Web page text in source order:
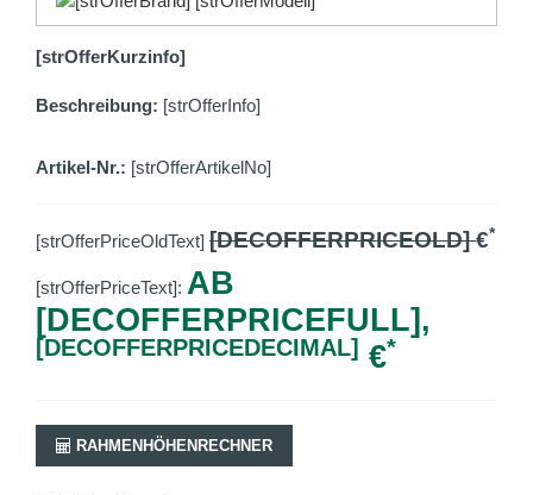
[strOfferKurzinfo]
Beschreibung: [strOfferInfo]
Artikel-Nr.: [strOfferArtikelNo]
[strOfferPriceOldText] [DECOFFERPRICEOLD]€*
[strOfferPriceText]: AB
[DECOFFERPRICEFULL],
[DECOFFERPRICEDECIMAL] €*
RAHMENHÖHENRECHNER